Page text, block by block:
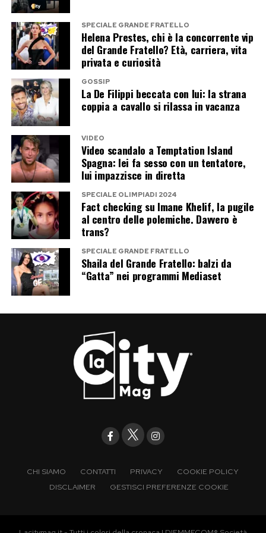
flussi sanguigni principali.
Post Views: 541
SPECIALE GRANDE FRATELLO
Helena Prestes, chi è la concorrente vip
del Grande Fratello? Età, carriera, vita
privata e curiosità
GOSSIP
La De Filippi beccata con lui: la strana
coppia a cavallo si rilassa in vacanza
VIDEO
Video scandalo a Temptation Island
Spagna: lei fa sesso con un tentatore,
lui impazzisce in diretta
SPECIALE OLIMPIADI 2024
Fact checking su Imane Khelif, la pugile
al centro delle polemiche. Davvero è
trans?
SPECIALE GRANDE FRATELLO
Shaila del Grande Fratello: balzi da
“Gatta” nei programmi Mediaset
CHI SIAMO CONTATTI PRIVACY
COOKIE POLICY
DISCLAIMER
GESTISCI PREFERENZE COOKIE